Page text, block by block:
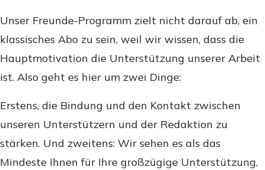
Unser Freunde-Programm zielt nicht darauf ab, ein
klassisches Abo zu sein, weil wir wissen, dass die
Hauptmotivation die Unterstützung unserer Arbeit
ist. Also geht es hier um zwei Dinge:
Erstens, die Bindung und den Kontakt zwischen
unseren Unterstützern und der Redaktion zu
stärken. Und zweitens: Wir sehen es als das
Mindeste Ihnen für Ihre großzügige Unterstützung,